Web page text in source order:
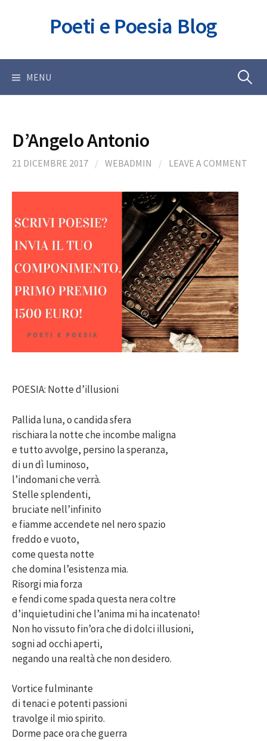
Poeti e Poesia Blog
MENU Ricerca
D’Angelo Antonio
21 DICEMBRE 2017 / WEBADMIN / LEAVE A COMMENT
POESIA: Notte d’illusioni
Pallida luna, o candida sfera
rischiara la notte che incombe maligna
e tutto avvolge, persino la speranza,
di un dì luminoso,
l’indomani che verrà.
Stelle splendenti,
bruciate nell’infinito
e fiamme accendete nel nero spazio
freddo e vuoto,
come questa notte
che domina l’esistenza mia.
Risorgi mia forza
e fendi come spada questa nera coltre
d’inquietudini che l’anima mi ha incatenato!
Non ho vissuto fin’ora che di dolci illusioni,
sogni ad occhi aperti,
negando una realtà che non desidero.
Vortice fulminante
di tenaci e potenti passioni
travolge il mio spirito.
Dorme pace ora che guerra